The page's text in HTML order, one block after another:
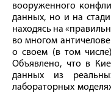
вооруженного
данных, но и на
находясь на
во многом
о своем (в том числе)
Объявлено, что в
данных из
лабораторных